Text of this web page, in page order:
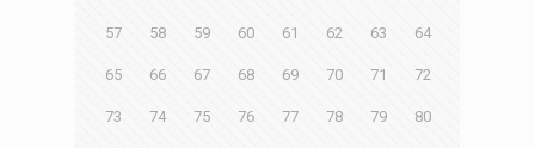
57 58 59 60 61 62 63 64
65 66 67 68 69 70 71 72
73 74 75 76 77 78 79 80